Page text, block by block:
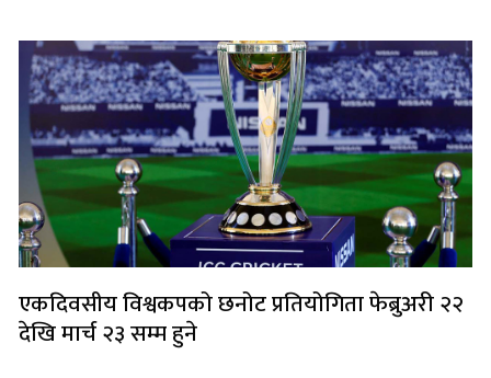
एकदिवसीय विश्वकपको छनोट प्रतियोगिता फेब्रुअरी २२
देखि मार्च २३ सम्म हुने